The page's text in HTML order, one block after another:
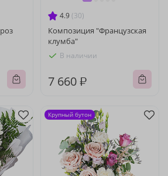
4.9 (30)
Композиция "Французская
клумба"
В наличии
7 660 ₽
Крупный бутон